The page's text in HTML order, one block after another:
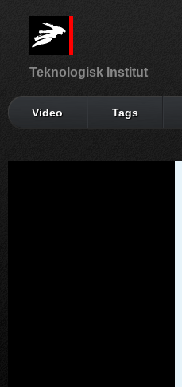
Teknologisk Institut
Video Tags